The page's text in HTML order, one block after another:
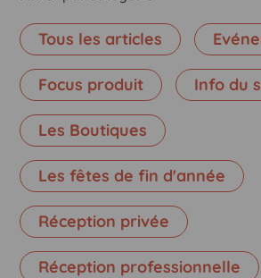
Tous les articles
Focus produit Info du
Les Boutiques
Les fêtes de fin d'année
Réception privée
Réception professionnelle